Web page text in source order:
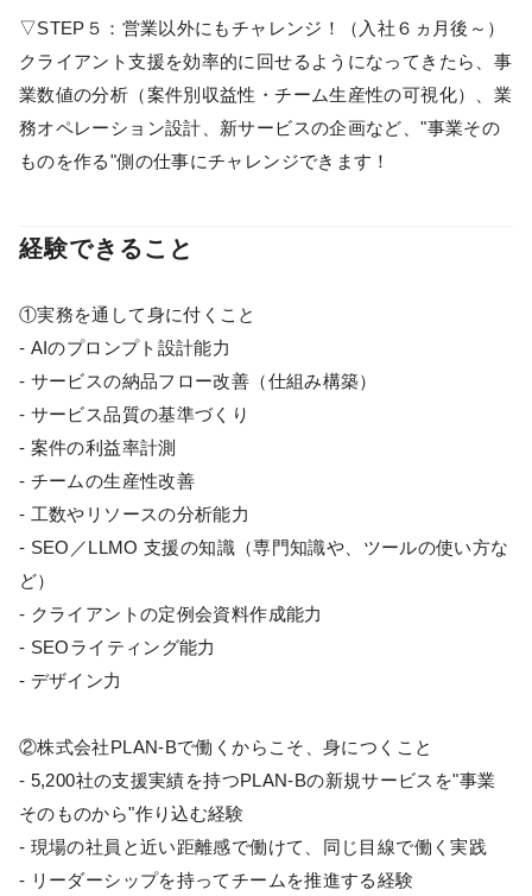
▽STEP５：営業以外にもチャレンジ！（入社６ヵ月後～）
クライアント支援を効率的に回せるようになってきたら、事
業数値の分析（案件別収益性・チーム生産性の可視化）、業
務オペレーション設計、新サービスの企画など、"事業その
ものを作る"側の仕事にチャレンジできます！
経験できること
①実務を通して身に付くこと
- AIのプロンプト設計能力
- サービスの納品フロー改善（仕組み構築）
- サービス品質の基準づくり
- 案件の利益率計測
- チームの生産性改善
- 工数やリソースの分析能力
- SEO／LLMO 支援の知識（専門知識や、ツールの使い方な
ど）
- クライアントの定例会資料作成能力
- SEOライティング能力
- デザイン力
②株式会社PLAN-Bで働くからこそ、身につくこと
- 5,200社の支援実績を持つPLAN-Bの新規サービスを"事業
そのものから"作り込む経験
- 現場の社員と近い距離感で働けて、同じ目線で働く実践
- リーダーシップを持ってチームを推進する経験⁠